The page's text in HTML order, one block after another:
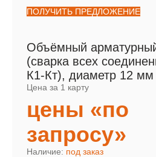
ПОЛУЧИТЬ ПРЕДЛОЖЕНИЕ
Объёмный
(сварка всех
К1-Кт), диаметр 12
Цена за 1 карту
цены «по
запросу»
Наличие: под заказ